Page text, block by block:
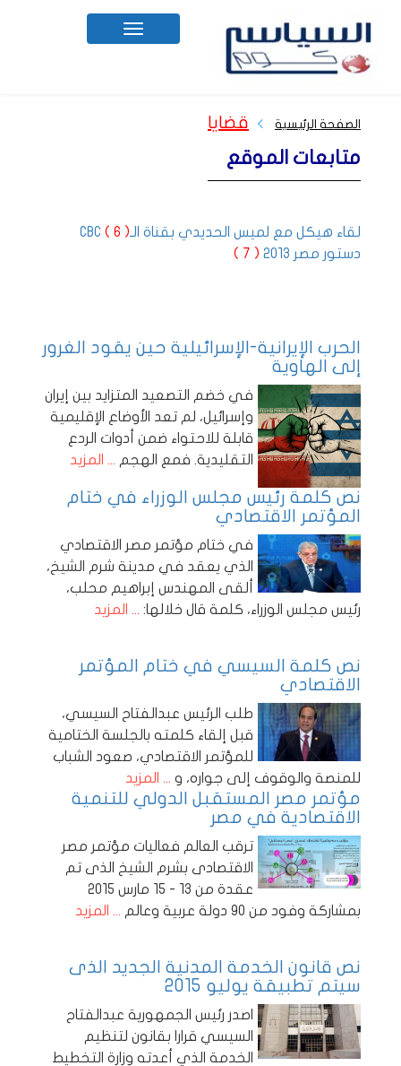
Toggle
navigation
الصفحة الرئيسية قضايا
متابعات الموقع
لقاء هيكل مع لميس الحديدي بقناة الـCBC( 6 )
دستور مصر 2013
( 7 )
الحرب الإيرانية-الإسرائيلية حين يقود الغرور
إلى الهاوية
في خضم التصعيد المتزايد بين إيران
وإسرائيل، لم تعد الأوضاع الإقليمية
قابلة للاحتواء ضمن أدوات الردع
التقليدية. فمع الهجم ... المزيد
نص كلمة رئيس مجلس الوزراء في ختام
المؤتمر الاقتصادي
في ختام مؤتمر مصر الاقتصادي
الذي يعقد في مدينة شرم الشيخ،
ألقى المهندس إبراهيم محلب،
رئيس مجلس الوزراء، كلمة قال خلالها: ... المزيد
نص كلمة السيسي في ختام المؤتمر
الاقتصادي
طلب الرئيس عبدالفتاح السيسي،
قبل إلقاء كلمته بالجلسة الختامية
للمؤتمر الاقتصادي، صعود الشباب
للمنصة والوقوف إلى جواره، و ... المزيد
مؤتمر مصر المستقبل الدولي للتنمية
الاقتصادية في مصر
ترقب العالم فعاليات مؤتمر مصر
الاقتصادى بشرم الشيخ الذى تم
عقدة من 13 - 15 مارس 2015
بمشاركة وفود من 90 دولة عربية وعالم
... المزيد
نص قانون الخدمة المدنية الجديد الذى
سيتم تطبيقة يوليو 2015
اصدر رئيس الجمهورية عبدالفتاح
السيسي قرارا بقانون لتنظيم
الخدمة الذي أعدته وزارة التخطيط